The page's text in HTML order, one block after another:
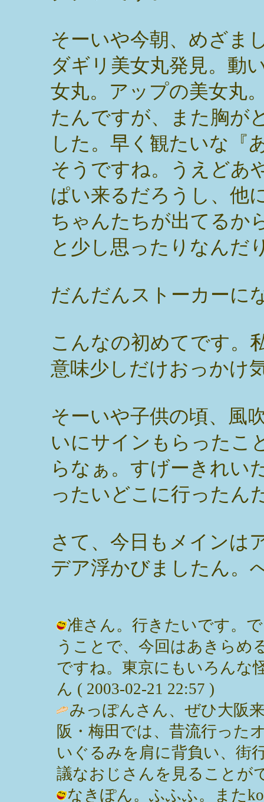
そーいや今朝、めざま
ダギリ美女丸発見。動
女丸。アップの美女丸
たんですが、また胸が
した。早く観たいな『
そうですね。うえどあ
ぱい来るだろうし、他
ちゃんたちが出てるか
と少し思ったりなんだ
だんだんストーカーに
こんなの初めてです。
意味少しだけおっかけ
そーいや子供の頃、風
いにサインもらったこ
らなぁ。すげーきれい
ったいどこに行ったん
さて、今日もメインは
デア浮かびましたん。
准さん。行きたいです。
うことで、今回はあきらめ
ですね。東京にもいろんな
ん ( 2003-02-21 22:57 )
みっぽんさん、ぜひ大阪
阪・梅田では、昔流行った
いぐるみを肩に背負い、街
議なおじさんを見ることが
なきぽん。ふふふ。また